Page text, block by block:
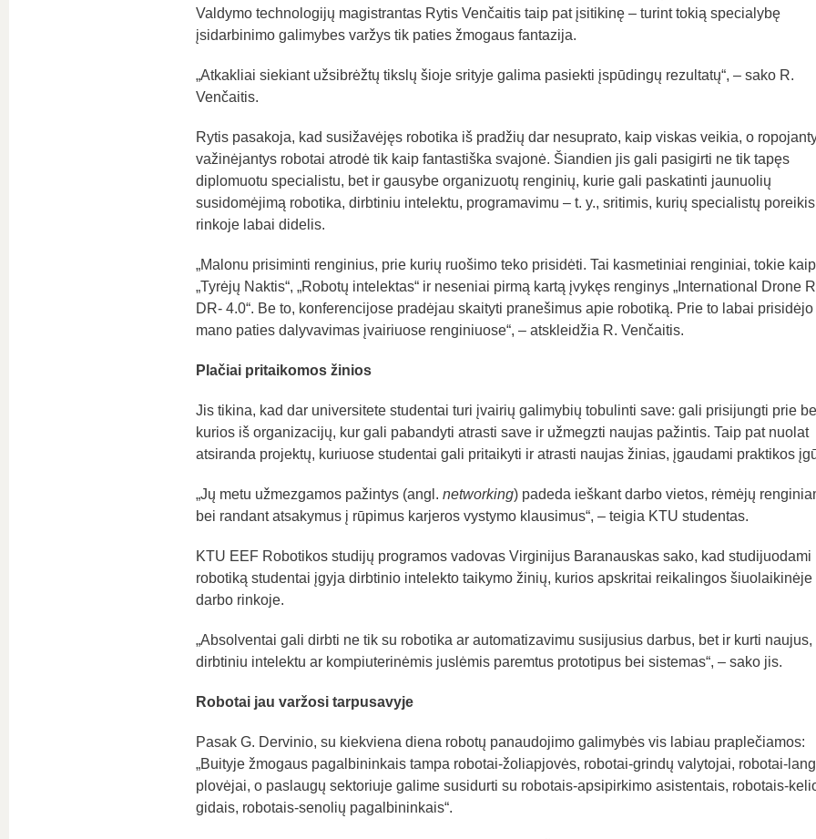
Valdymo technologijų magistrantas Rytis Venčaitis taip pat įsitikinę – turint tokią specialybę
įsidarbinimo galimybes varžys tik paties žmogaus fantazija.
„Atkakliai siekiant užsibrėžtų tikslų šioje srityje galima pasiekti įspūdingų rezultatų“, – sako R.
Venčaitis.
Rytis pasakoja, kad susižavėjęs robotika iš pradžių dar nesuprato, kaip viskas veikia, o
važinėjantys robotai atrodė tik kaip fantastiška svajonė. Šiandien jis gali pasigirti ne tik tapęs
diplomuotu specialistu, bet ir gausybe organizuotų renginių, kurie gali paskatinti jaunuolių
susidomėjimą robotika, dirbtiniu intelektu, programavimu – t. y., sritimis, kurių specialistų poreikis
rinkoje labai didelis.
„Malonu prisiminti renginius, prie kurių ruošimo teko prisidėti. Tai kasmetiniai renginiai, tokie kaip
„Tyrėjų Naktis“, „Robotų intelektas“ ir neseniai pirmą kartą įvykęs renginys „International Drone
DR- 4.0“. Be to, konferencijose pradėjau skaityti pranešimus apie robotiką. Prie to labai prisidėjo
mano paties dalyvavimas įvairiuose renginiuose“, – atskleidžia R. Venčaitis.
Plačiai pritaikomos žinios
Jis tikina, kad dar universitete studentai turi įvairių galimybių tobulinti save: gali prisijungti prie
kurios iš organizacijų, kur gali pabandyti atrasti save ir užmegzti naujas pažintis. Taip pat nuolat
atsiranda projektų, kuriuose studentai gali pritaikyti ir atrasti naujas žinias, įgaudami praktikos
„Jų metu užmezgamos pažintys (angl. networking) padeda ieškant darbo vietos, rėmėjų
bei randant atsakymus į rūpimus karjeros vystymo klausimus“, – teigia KTU studentas.
KTU EEF Robotikos studijų programos vadovas Virginijus Baranauskas sako, kad studijuodami
robotiką studentai įgyja dirbtinio intelekto taikymo žinių, kurios apskritai reikalingos šiuolaikinėje
darbo rinkoje.
„Absolventai gali dirbti ne tik su robotika ar automatizavimu susijusius darbus, bet ir kurti naujus,
dirbtiniu intelektu ar kompiuterinėmis juslėmis paremtus prototipus bei sistemas“, – sako jis.
Robotai jau varžosi tarpusavyje
Pasak G. Dervinio, su kiekviena diena robotų panaudojimo galimybės vis labiau praplečiamos:
„Buityje žmogaus pagalbininkais tampa robotai-žoliapjovės, robotai-grindų valytojai, robotai-
plovėjai, o paslaugų sektoriuje galime susidurti su robotais-apsipirkimo asistentais, robotais-
gidais, robotais-senolių pagalbininkais“.